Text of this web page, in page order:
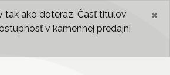
tak ako doteraz. Časť titulov
v kamennej predajni
×